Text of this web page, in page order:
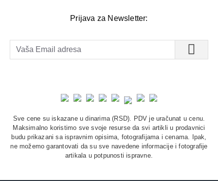
Prijava za Newsletter:
Sve cene su iskazane u dinarima (RSD). PDV je uračunat u cenu.
Maksimalno koristimo sve svoje resurse da svi artikli u prodavnici
budu prikazani sa ispravnim opisima, fotografijama i cenama. Ipak,
ne možemo garantovati da su sve navedene informacije i fotografije
artikala u potpunosti ispravne.